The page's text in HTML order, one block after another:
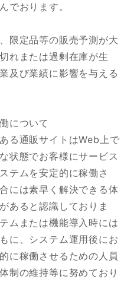
でおります。
限定品等の販売予測が大
れまたは過剰在庫が生
及び業績に影響を与える
について
る通販サイトはWeb上で
状態でお客様にサービス
テムを安定的に稼働さ
には素早く解決できる体
あると認識しておりま
ムまたは機能導入時には
に、システム運用後にお
に稼働させるための人員
制の維持等に努めており